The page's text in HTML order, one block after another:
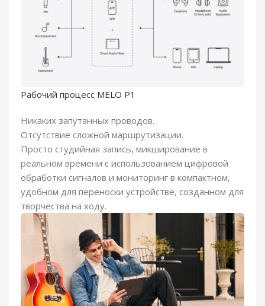
Рабочий процесс MELO P1
Никаких запутанных проводов.
Отсутствие сложной маршрутизации.
Просто студийная запись, микширование в
реальном времени с использованием цифровой
обработки сигналов и мониторинг в компактном,
удобном для переноски устройстве, созданном для
творчества на ходу.